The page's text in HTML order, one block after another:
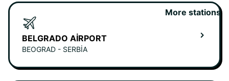
BELGRADO AIRPORT
BEOGRAD - SERBIA
More stations